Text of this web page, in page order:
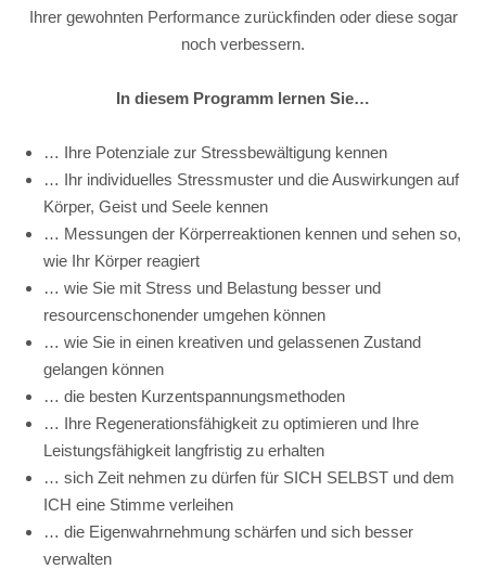
Ihrer gewohnten Performance zurückfinden oder diese sogar
noch verbessern.
In diesem Programm lernen Sie…
… Ihre Potenziale zur Stressbewältigung kennen
… Ihr individuelles Stressmuster und die Auswirkungen auf
Körper, Geist und Seele kennen
… Messungen der Körperreaktionen kennen und sehen so,
wie Ihr Körper reagiert
… wie Sie mit Stress und Belastung besser und
resourcenschonender umgehen können
… wie Sie in einen kreativen und gelassenen Zustand
gelangen können
… die besten Kurzentspannungsmethoden
… Ihre Regenerationsfähigkeit zu optimieren und Ihre
Leistungsfähigkeit langfristig zu erhalten
… sich Zeit nehmen zu dürfen für SICH SELBST und dem
ICH eine Stimme verleihen
… die Eigenwahrnehmung schärfen und sich besser
verwalten